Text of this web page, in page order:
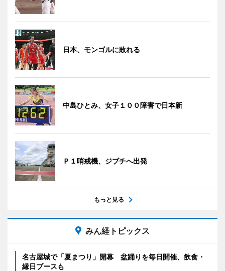
日本、モンゴルに敗れる
中島ひとみ、女子１００障害で日本新
Ｐ１哨戒機、ジブチへ出発
もっと見る
みん経トピックス
名古屋城で「夏まつり」開幕 盆踊りを毎日開催、飲食・
縁日ブースも